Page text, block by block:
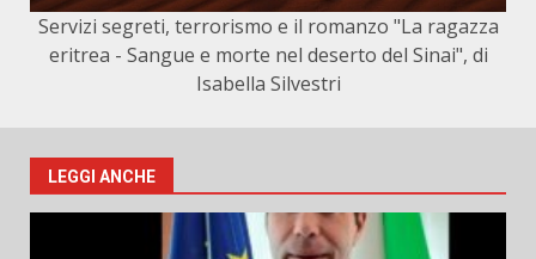
Servizi segreti, terrorismo e il romanzo "La ragazza
eritrea - Sangue e morte nel deserto del Sinai", di
Isabella Silvestri
LEGGI ANCHE